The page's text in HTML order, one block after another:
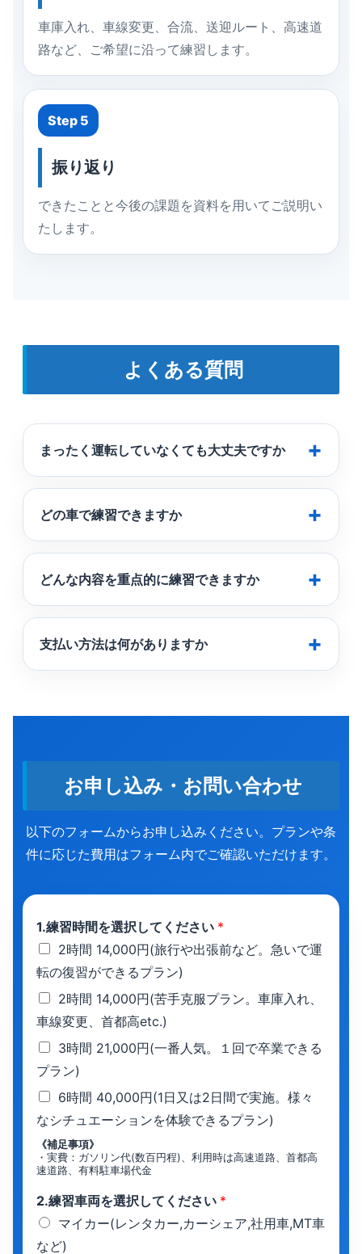
車庫入れ、車線変更、合流、送迎ルート、高速道
路など、ご希望に沿って練習します。
Step 5
振り返り
できたことと今後の課題を資料を用いてご説明い
たします。
よくある質問
まったく運転していなくても大丈夫ですか
どの車で練習できますか
どんな内容を重点的に練習できますか
支払い方法は何がありますか
お申し込み・お問い合わせ
以下のフォームからお申し込みください。プランや条
件に応じた費用はフォーム内でご確認いただけます。
1.練習時間を選択してください *
2時間 14,000円(旅行や出張前など。急いで運
転の復習ができるプラン)
2時間 14,000円(苦手克服プラン。車庫入れ、
車線変更、首都高etc.)
3時間 21,000円(一番人気。１回で卒業できる
プラン)
6時間 40,000円(1日又は2日間で実施。様々
なシチュエーションを体験できるプラン)
《補足事項》
・実費：ガソリン代(数百円程)、利用時は高速道路、首都高
速道路、有料駐車場代金
2.練習車両を選択してください *
マイカー(レンタカー,カーシェア,社用車,MT車
など)